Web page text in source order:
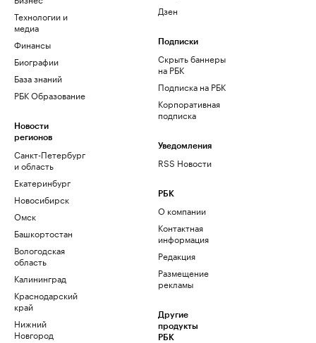
Технологии и
медиа
Финансы
Биографии
База знаний
РБК Образование
Новости
регионов
Санкт-Петербург
и область
Екатеринбург
Новосибирск
Омск
Башкортостан
Вологодская
область
Калининград
Краснодарский
край
Нижний
Новгород
Дзен
Подписки
Скрыть баннеры
на РБК
Подписка на РБК
Корпоративная
подписка
Уведомления
RSS Новости
РБК
О компании
Контактная
информация
Редакция
Размещение
рекламы
Другие
продукты
РБК